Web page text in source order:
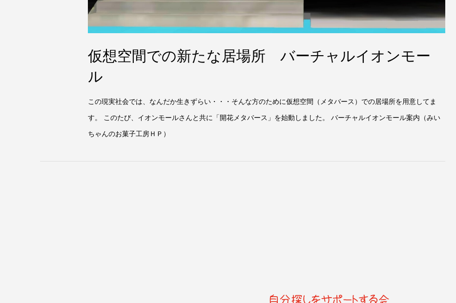
仮想空間での新たな居場所 バーチャルイオンモー
ル
この現実社会では、なんだか生きずらい・・・そんな方のために仮想空間（メタバース）での居場所を用意してま
す。 このたび、イオンモールさんと共に「開花メタバース」を始動しました。 バーチャルイオンモール案内（みい
ちゃんのお菓子工房ＨＰ）